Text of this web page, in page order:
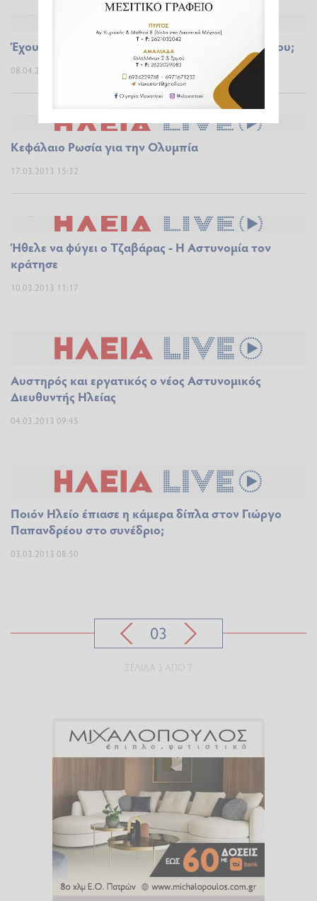
Έχουν χάσει τη μπάλα στο Δημαρχείο του Πύργου;
08.04.2013 12:07
Κεφάλαιο Ρωσία για την Ολυμπία
17.03.2013 15:32
Ήθελε να φύγει ο Τζαβάρας - Η Αστυνομία τον
κράτησε
10.03.2013 11:17
Αυστηρός και εργατικός ο νέος Αστυνομικός
Διευθυντής Ηλείας
04.03.2013 09:45
Ποιόν Ηλείο έπιασε η κάμερα δίπλα στον Γιώργο
Παπανδρέου στο συνέδριο;
03.03.2013 08:50
03
ΣΕΛΊΔΑ 3 ΑΠΌ 7